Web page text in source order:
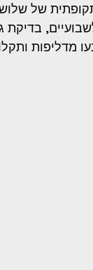
של
מדליפות